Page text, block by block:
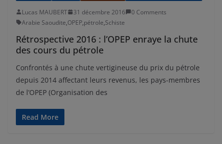
Lucas MAUBERT 31 décembre 2016
0 Comments
Arabie Saoudite,OPEP,pétrole,Schiste
Rétrospective 2016 : l’OPEP enraye la chute
des cours du pétrole
Confrontés à une chute vertigineuse du prix du pétrole
depuis 2014 affectant leurs revenus, les pays-membres
de l’OPEP (Organisation des
Read More